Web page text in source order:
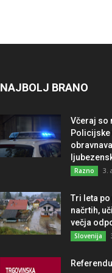
NAJBOLJ BRANO
Včeraj so
Policijske
Razno 3.
Tri leta
načrtih,
večja
Slovenija